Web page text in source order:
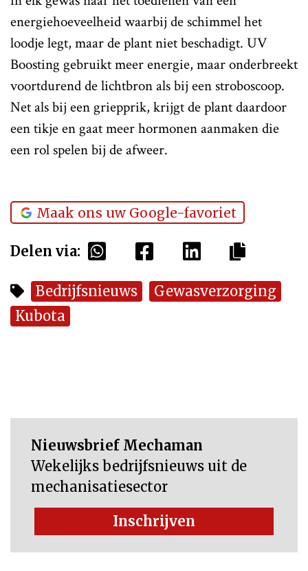
energiehoeveelheid waarbij de schimmel het
loodje legt, maar de plant niet beschadigt. UV
Boosting gebruikt meer energie, maar onderbreekt
voortdurend de lichtbron als bij een stroboscoop.
Net als bij een griepprik, krijgt de plant daardoor
een tikje en gaat meer hormonen aanmaken die
een rol spelen bij de afweer.
Maak ons uw Google-favoriet
Delen via:
Bedrijfsnieuws
Gewasverzorging
Kubota
Nieuwsbrief Mechaman
Wekelijks bedrijfsnieuws uit de
mechanisatiesector
Inschrijven